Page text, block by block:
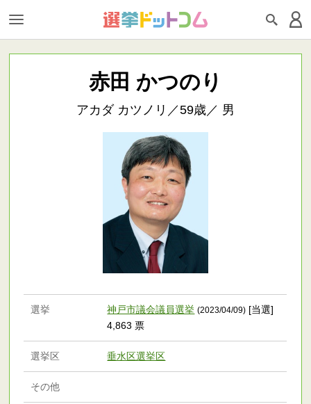
赤田 かつのり
アカダ カツノリ／59歳／ 男
選挙 神戸市議会議員選挙 (2023/04/09) [当選]
4,863 票
選挙区 垂水区選挙区
その他